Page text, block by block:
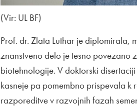
(Vir: UL BF)
Prof. dr. Zlata Luthar je diplomirala,
znanstveno delo je tesno povezano
biotehnologije. V doktorski
kasneje pa pomembno prispevala k
razporeditve v razvojnih fazah